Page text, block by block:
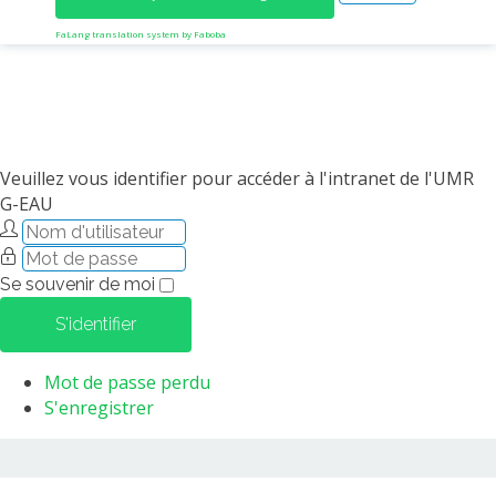
PUBLICATIONS SUR HAL
NOS TRAVAUX EN VIDÉO
FaLang translation system by Faboba
Veuillez vous identifier pour accéder à l'intranet de l'UMR
G-EAU
Se souvenir de moi
S'identifier
Mot de passe perdu
S'enregistrer